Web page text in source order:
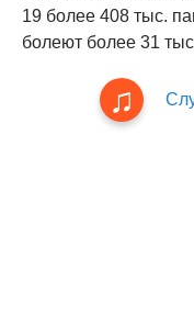
19 более 408 тыс.
болеют более 31